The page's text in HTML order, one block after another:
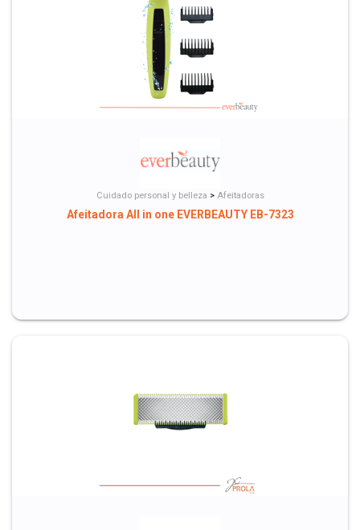
Cuidado personal y belleza >Afeitadoras
Afeitadora All in one EVERBEAUTY EB-7323